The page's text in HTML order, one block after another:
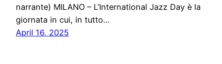
narrante) MILANO – L’International Jazz Day è la
giornata in cui, in tutto…
April 16, 2025